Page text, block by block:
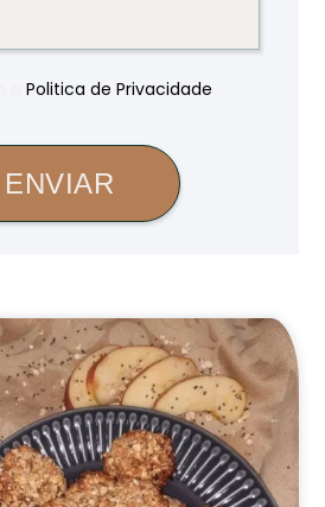
Politica de Privacidade
ENVIAR